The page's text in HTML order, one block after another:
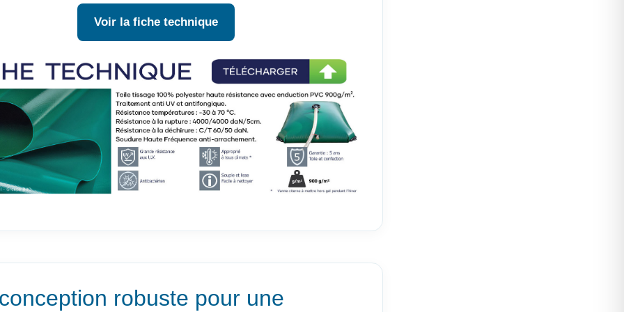
Voir la fiche technique
robuste pour une